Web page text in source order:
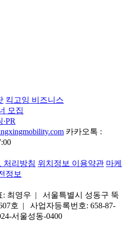
킥고잉 비즈니스
모집
카카오톡 :
처리방침 위치정보 이용약관 마케
정보
: 최영우 |
서울특별시 성동구 뚝
호 |
사업자등록번호: 658-87-
서울성동-0400